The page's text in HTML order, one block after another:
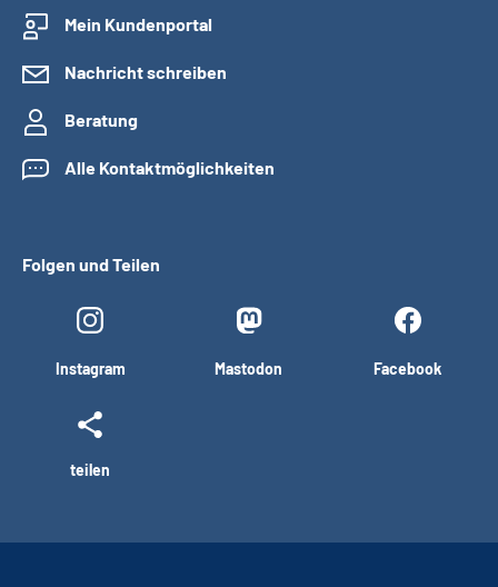
Mein Kundenportal
Nachricht schreiben
Beratung
Alle Kontaktmöglichkeiten
Folgen und Teilen
Instagram Mastodon Facebook
teilen